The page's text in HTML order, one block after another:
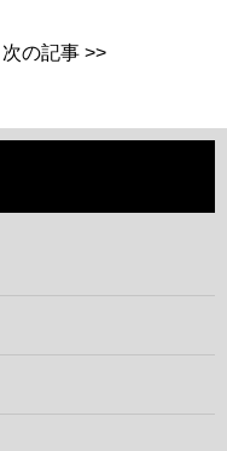
次の記事 >>